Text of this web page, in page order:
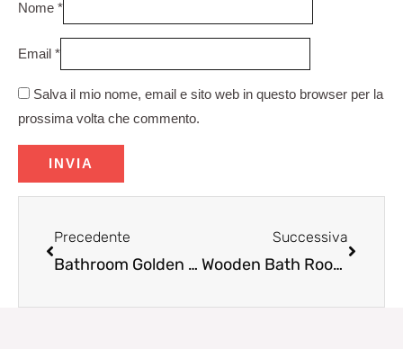
Nome *
Email *
Salva il mio nome, email e sito web in questo browser per la
prossima volta che commento.
Precedente
Bathroom Golden Ring Mirror
Successiva
Wooden Bath Room Stool